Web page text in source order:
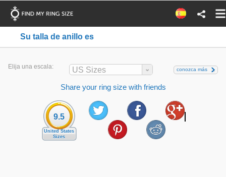
Su talla de anillo es
Elija una escala: US Sizes conozca más
Share your ring size with friends
9.5
United States
Sizes